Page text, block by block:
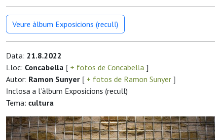
Veure àlbum Exposicions (recull)
Data: 21.8.2022
Lloc: Concabella [ + fotos de Concabella ]
Autor: Ramon Sunyer [ + fotos de Ramon Sunyer ]
Inclosa a l'àlbum Exposicions (recull)
Tema: cultura